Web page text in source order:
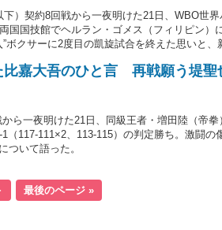
）契約8回戦から一夜明けた21日、WBO世界
国国技館でヘルラン・ゴメス（フィリピン）
ボクサーに2度目の凱旋試合を終えた思いと、
比嘉大吾のひと言 再戦願う堤聖
ら一夜明けた21日、同級王者・増田陸（帝拳
117-111×2、113-115）の判定勝ち。激闘の
ついて語った。
最後のページ »